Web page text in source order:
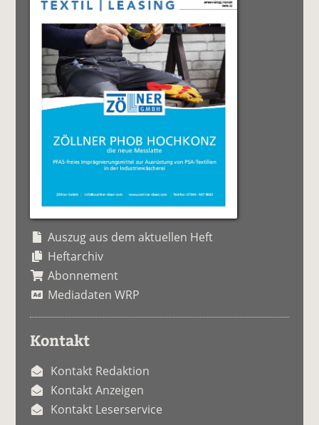
Auszug aus dem aktuellen Heft
Heftarchiv
Abonnement
Mediadaten WRP
Kontakt
Kontakt Redaktion
Kontakt Anzeigen
Kontakt Leserservice